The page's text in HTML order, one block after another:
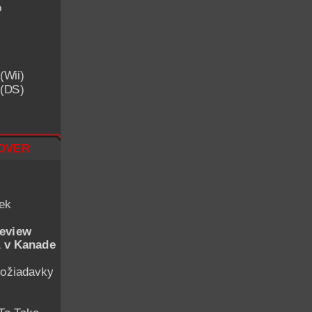
v Kanade